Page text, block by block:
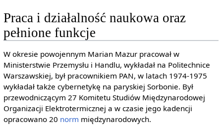
Praca i działalność naukowa oraz
pełnione funkcje
W okresie powojennym Marian Mazur pracował w
Ministerstwie Przemysłu i Handlu, wykładał na Politechnice
Warszawskiej, był pracownikiem PAN, w latach 1974-1975
wykładał także cybernetykę na paryskiej Sorbonie. Był
przewodniczącym 27 Komitetu Studiów Międzynarodowej
Organizacji Elektrotermicznej a w czasie jego kadencji
opracowano 20 norm międzynarodowych.